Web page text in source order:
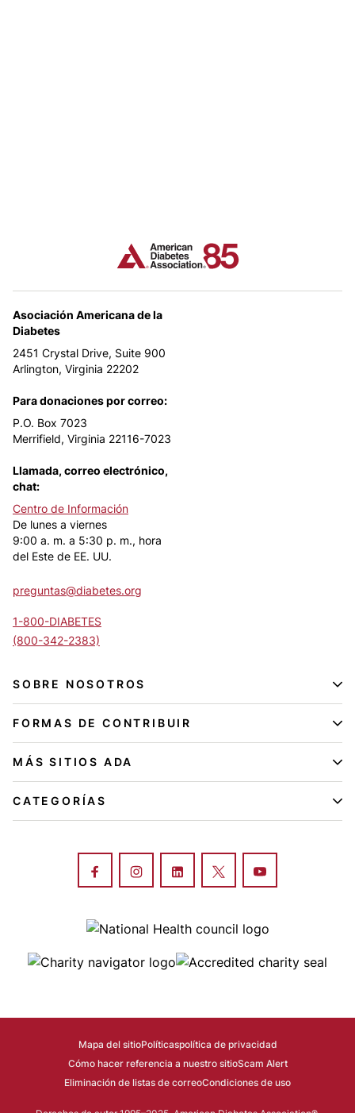
Asociación Americana de la
Diabetes
2451 Crystal Drive, Suite 900
Arlington, Virginia 22202
Para donaciones por correo:
P.O. Box 7023
Merrifield, Virginia 22116-7023
Llamada, correo electrónico,
chat:
Centro de Información
De lunes a viernes
9:00 a. m. a 5:30 p. m., hora
del Este de EE. UU.
preguntas@diabetes.org
1-800-DIABETES
(800-342-2383)
SOBRE NOSOTROS
FORMAS DE CONTRIBUIR
MÁS SITIOS ADA
CATEGORÍAS
Image
Image Image
Mapa del sitioPolíticaspolítica de privacidad
Cómo hacer referencia a nuestro sitioScam Alert
Eliminación de listas de correoCondiciones de uso